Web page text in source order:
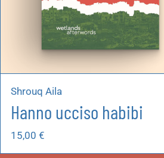
Shrouq Aila
Hanno ucciso habibi
15,00 €